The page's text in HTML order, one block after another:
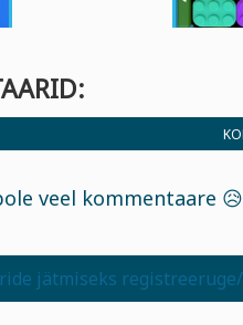
veel kommentaare
jätmiseks